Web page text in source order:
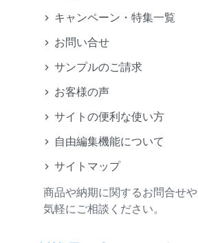
キャンペーン・特集一覧
お問い合せ
サンプルのご請求
お客様の声
サイトの便利な使い方
自由編集機能について
サイトマップ
商品や納期に関するお問合せ
気軽にご相談ください。